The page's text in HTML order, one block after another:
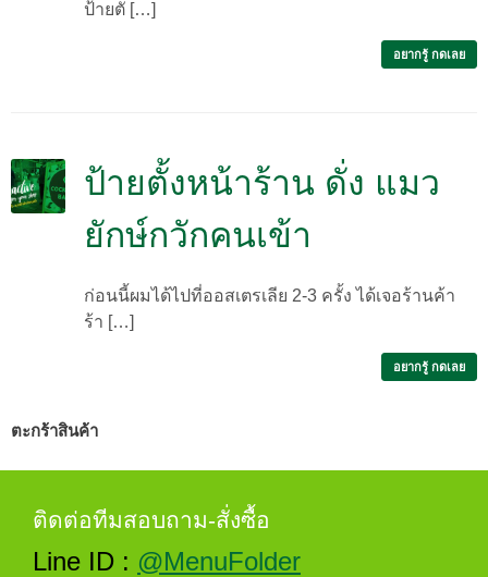
ป้ายตั […]
อยากรู้ กดเลย
ป้ายตั้งหน้าร้าน ดั่ง แมว
ยักษ์กวักคนเข้า
ก่อนนี้ผมได้ไปที่ออสเตรเลีย 2-3 ครั้ง ได้เจอร้านค้า
ร้า […]
อยากรู้ กดเลย
ตะกร้าสินค้า
ติดต่อทีมสอบถาม-สั่งซื้อ
Line ID : @MenuFolder